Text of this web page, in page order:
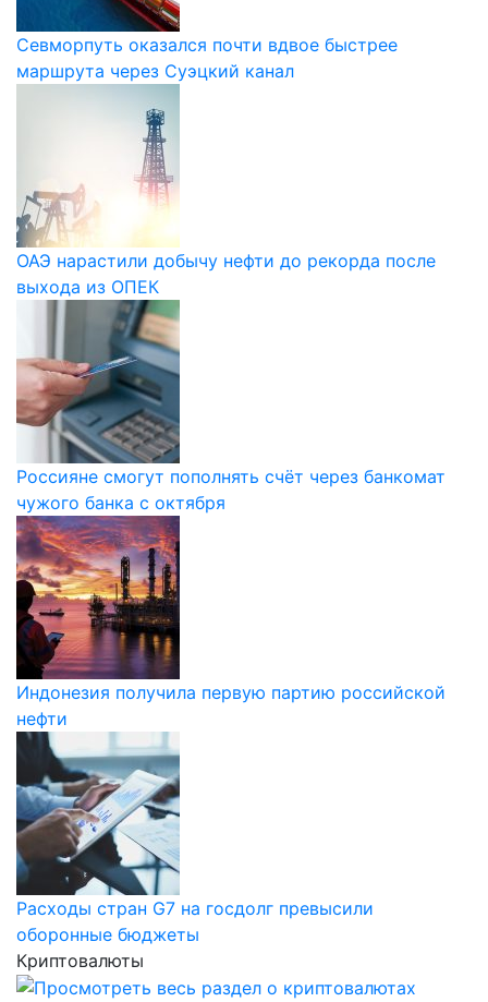
Севморпуть оказался почти вдвое быстрее
маршрута через Суэцкий канал
ОАЭ нарастили добычу нефти до рекорда после
выхода из ОПЕК
Россияне смогут пополнять счёт через банкомат
чужого банка с октября
Индонезия получила первую партию российской
нефти
Расходы стран G7 на госдолг превысили
оборонные бюджеты
Криптовалюты